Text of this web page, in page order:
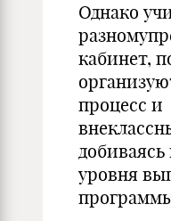
Однако
кабинет,
процесс и
добиваясь
уровня